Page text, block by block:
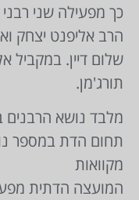
כך מפעילה שני
הרב אליפנט יצחק
שלום דיין. במקביל
תורג'מן.
מלבד נושא
תחום הדת במספר
מקוואות
המועצה הדתית